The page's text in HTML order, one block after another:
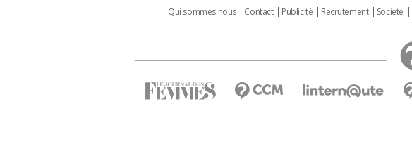
Qui sommes nous Contact Publicité Recrutement Societé